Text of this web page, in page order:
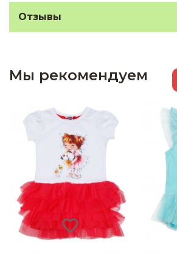
Отзывы
Мы рекомендуем